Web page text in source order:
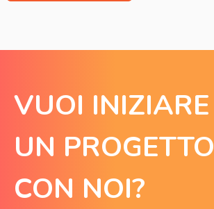
VUOI INIZIARE
UN PROGETTO
CON NOI?